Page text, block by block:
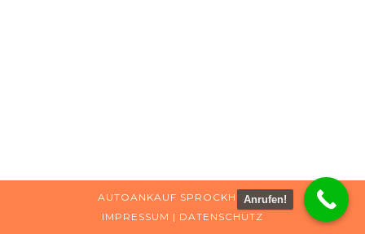
AUTOANKAUF SPROCKHÖVEL
IMPRESSUM | DATENSCHUTZ
Anrufen!